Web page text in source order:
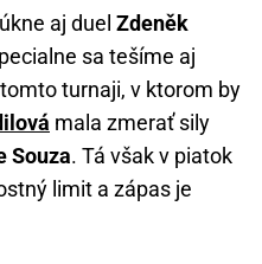
aj duel Zdeněk
sa tešíme aj
turnaji, v ktorom by
mala zmerať sily
Souza. Tá však v piatok
limit a zápas je